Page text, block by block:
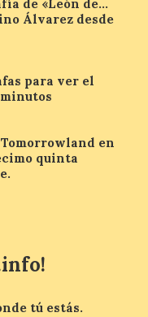
La
la
los
de «León de…
Álvarez desde
para ver el
en
quinta
tú estás.